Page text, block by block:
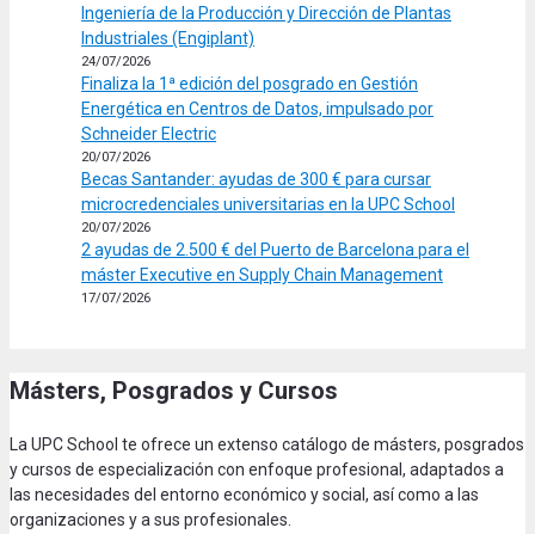
Ingeniería de la Producción y Dirección de Plantas
Industriales (Engiplant)
24/07/2026
Finaliza la 1ª edición del posgrado en Gestión
Energética en Centros de Datos, impulsado por
Schneider Electric
20/07/2026
Becas Santander: ayudas de 300 € para cursar
microcredenciales universitarias en la UPC School
20/07/2026
2 ayudas de 2.500 € del Puerto de Barcelona para el
máster Executive en Supply Chain Management
17/07/2026
Másters, Posgrados y Cursos
La UPC School te ofrece un extenso catálogo de másters, posgrados
y cursos de especialización con enfoque profesional, adaptados a
las necesidades del entorno económico y social, así como a las
organizaciones y a sus profesionales.